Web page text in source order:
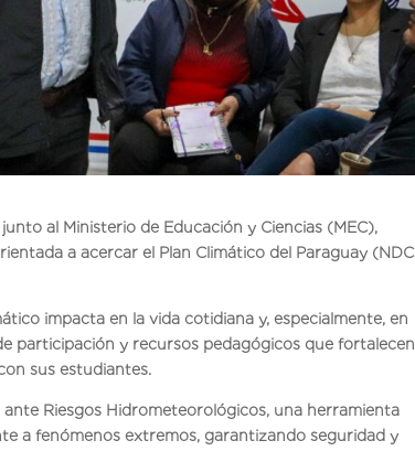
al Ministerio de Educación y Ciencias (MEC),
a acercar el Plan Climático del Paraguay (NDC
impacta en la vida cotidiana y, especialmente, en
participación y recursos pedagógicos que fortalecen
sus estudiantes.
Riesgos Hidrometeorológicos, una herramienta
a fenómenos extremos, garantizando seguridad y